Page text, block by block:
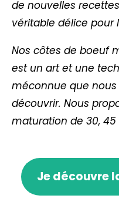
de nouvelles
véritable délice pour
Nos côtes de boeuf
est un art et une
méconnue que
découvrir. Nous
maturation de 30, 45
Je découvre